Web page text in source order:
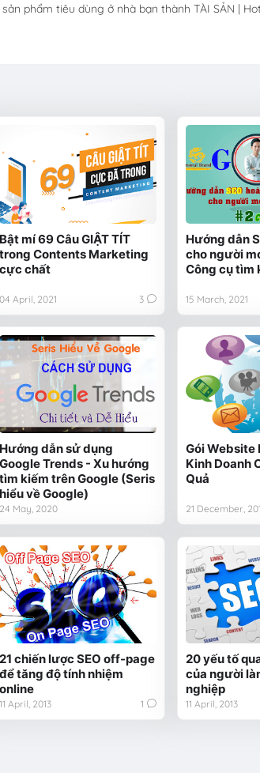
phẩm tiêu dùng ở nhà bạn thành TÀI SẢN |
Bật mí 69 Câu GIẬT TÍT
trong Contents Marketing
cực chất
04 April, 2021 3
Hướng dẫn
cho người
Công cụ tìm
15 March, 2021
Hướng dẫn sử dụng
Google Trends - Xu hướng
tìm kiếm trên Google (Seris
hiểu về Google)
24 May, 2020
Gói Website
Kinh Doanh
Quả
21 December,
21 chiến lược SEO off-page
để tăng độ tính nhiệm
online
11 April, 2013 1
20 yếu tố
của người
nghiệp
11 April, 2013